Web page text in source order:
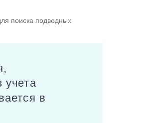
поиска подводных
учета
в